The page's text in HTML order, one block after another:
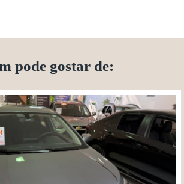
pode gostar de: